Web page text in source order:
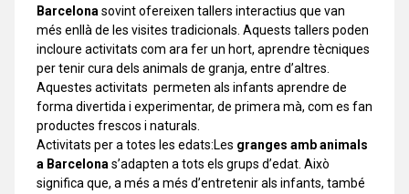
Barcelona sovint ofereixen tallers interactius que van
més enllà de les visites tradicionals. Aquests tallers poden
incloure activitats com ara fer un hort, aprendre tècniques
per tenir cura dels animals de granja, entre d’altres.
Aquestes activitats permeten als infants aprendre de
forma divertida i experimentar, de primera mà, com es fan
productes frescos i naturals.
Activitats per a totes les edats:Les granges amb animals
a Barcelona s’adapten a tots els grups d’edat. Això
significa que, a més a més d’entretenir als infants, també